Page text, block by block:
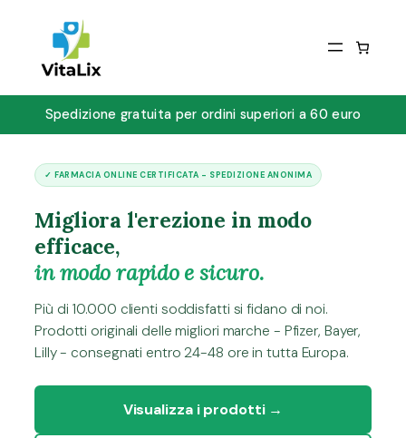
Spedizione gratuita per ordini superiori a 60 euro
✓ FARMACIA ONLINE CERTIFICATA - SPEDIZIONE ANONIMA
Migliora l'erezione in modo
efficace,
in modo rapido e sicuro.
Più di 10.000 clienti soddisfatti si fidano di noi.
Prodotti originali delle migliori marche - Pfizer, Bayer,
Lilly - consegnati entro 24-48 ore in tutta Europa.
Visualizza i prodotti →